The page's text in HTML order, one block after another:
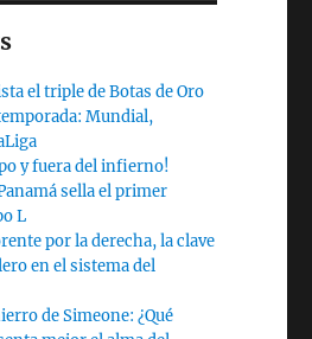
el triple de Botas de Oro
Mundial,
y fuera del infierno!
sella el primer
L
por la derecha, la clave
en el sistema del
de Simeone: ¿Qué